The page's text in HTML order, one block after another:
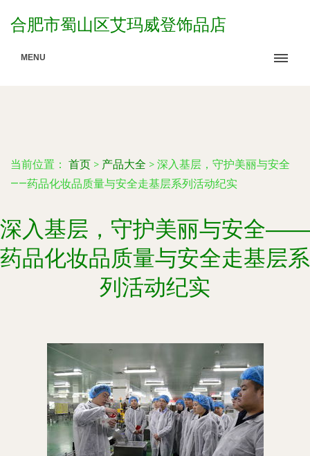
合肥市蜀山区艾玛威登饰品店
MENU
当前位置： 首页 > 产品大全 > 深入基层，守护美丽与安全
——药品化妆品质量与安全走基层系列活动纪实
深入基层，守护美丽与安全——
药品化妆品质量与安全走基层系
列活动纪实